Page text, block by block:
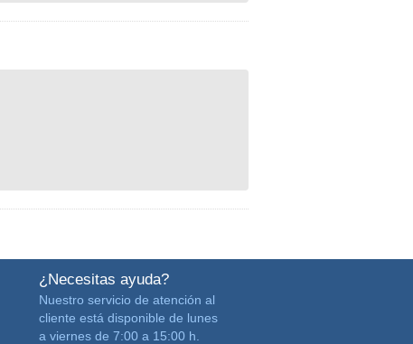
¿Necesitas ayuda?
Nuestro servicio de atención al
cliente está disponible de lunes
a viernes de 7:00 a 15:00 h.